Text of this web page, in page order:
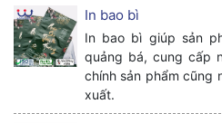
In bao bì
In bao bì giúp sản
quảng bá, cung cấp
chính sản phẩm cũng
xuất.